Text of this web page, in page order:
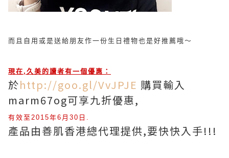
而且自用或是送給朋友作一份生日禮物也是好推薦哦～
現在,久美的讀者有一個優惠：
於http://goo.gl/VvJPJE 購買輸入
marm67og可享九折優惠,
有效至 2015年6 月 30 日.
產品由善肌香港總代理提供,要快快入手!!!